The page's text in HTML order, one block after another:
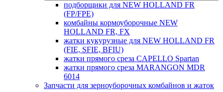
подборщики для NEW HOLLAND FR
(FP/FPE)
комбайны кормоуборочные NEW
HOLLAND FR, FX
жатки кукурузные для NEW HOLLAND FR
(FIE, SFIE, BFIU)
жатки прямого среза CAPELLO Spartan
жатки прямого среза MARANGON MDR
6014
Запчасти для зерноуборочных комбайнов и жаток